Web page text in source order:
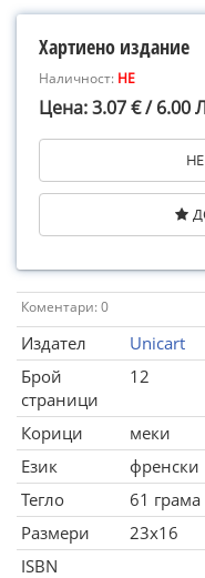
Хартиено издание
Наличност: НЕ
Цена: 3.07 € / 6.00
Коментари: 0
Издател
Unicart
Брой
страници
12
Корици
меки
Език
френски
Тегло
61 грама
Размери
23x16
ISBN